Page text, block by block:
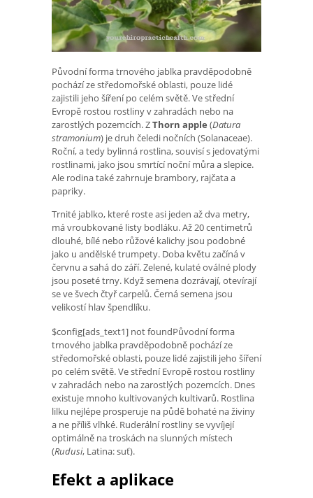
Původní forma trnového jablka pravděpodobně
pochází ze středomořské oblasti, pouze lidé
zajistili jeho šíření po celém světě. Ve střední
Evropě rostou rostliny v zahradách nebo na
zarostlých pozemcích. ZThorn apple (Datura
stramonium) je druh čeledi nočních (Solanaceae).
Roční, a tedy bylinná rostlina, souvisí s jedovatými
rostlinami, jako jsou smrtící noční můra a slepice.
Ale rodina také zahrnuje brambory, rajčata a
papriky.
Trnité jablko, které roste asi jeden až dva metry,
má vroubkované listy bodláku. Až 20 centimetrů
dlouhé, bílé nebo růžové kalichy jsou podobné
jako u andělské trumpety. Doba květu začíná v
červnu a sahá do září. Zelené, kulaté oválné plody
jsou poseté trny. Když semena dozrávají, otevírají
se ve švech čtyř carpelů. Černá semena jsou
velikostí hlav špendlíku.
$config[ads_text1] not foundPůvodní forma
trnového jablka pravděpodobně pochází ze
středomořské oblasti, pouze lidé zajistili jeho šíření
po celém světě. Ve střední Evropě rostou rostliny
v zahradách nebo na zarostlých pozemcích. Dnes
existuje mnoho kultivovaných kultivarů. Rostlina
lilku nejlépe prosperuje na půdě bohaté na živiny
a ne příliš vlhké. Ruderální rostliny se vyvíjejí
optimálně na troskách na slunných místech
(Rudusi, Latina: suť).
Efekt a aplikace